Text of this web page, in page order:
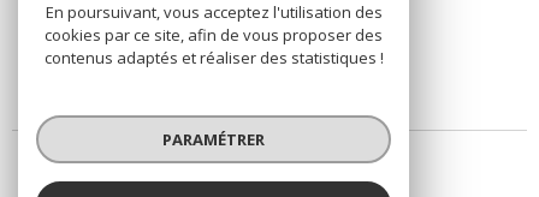
En poursuivant, vous acceptez l'utilisation des
cookies par ce site, afin de vous proposer des
contenus adaptés et réaliser des statistiques !
PARAMÉTRER